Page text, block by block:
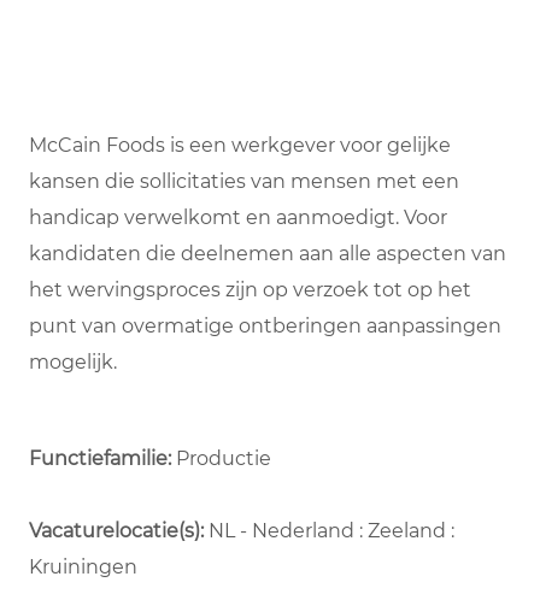
McCain Foods is een werkgever voor gelijke
kansen die sollicitaties van mensen met een
handicap verwelkomt en aanmoedigt. Voor
kandidaten die deelnemen aan alle aspecten van
het wervingsproces zijn op verzoek tot op het
punt van overmatige ontberingen aanpassingen
mogelijk.
Functiefamilie: Productie
Vacaturelocatie(s):NL - Nederland : Zeeland :
Kruiningen